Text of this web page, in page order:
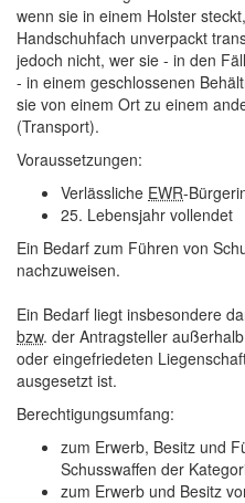
wenn sie in einem Holster
Handschuhfach unverpackt
jedoch nicht, wer sie - in den
- in einem geschlossenen
sie von einem Ort zu einem
(Transport).
Voraussetzungen:
Verlässliche EWR-
25. Lebensjahr vollendet
Ein Bedarf zum Führen von
nachzuweisen.
Ein Bedarf liegt insbesondere
bzw. der Antragsteller
oder eingefriedeten
ausgesetzt ist.
Berechtigungsumfang:
zum Erwerb, Besitz und
Schusswaffen der
zum Erwerb und Besitz